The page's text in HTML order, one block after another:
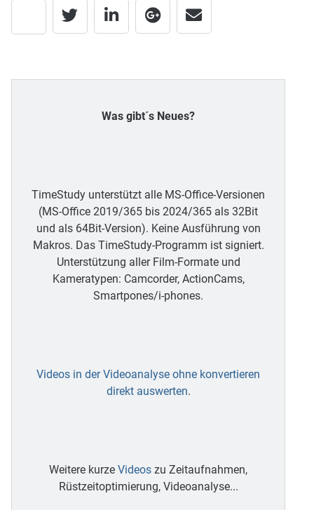
Was gibt´s Neues?
TimeStudy unterstützt alle MS-Office-Versionen
(MS-Office 2019/365 bis 2024/365 als 32Bit
und als 64Bit-Version). Keine Ausführung von
Makros. Das TimeStudy-Programm ist signiert.
Unterstützung aller Film-Formate und
Kameratypen: Camcorder, ActionCams,
Smartpones/i-phones.
Videos in der Videoanalyse ohne konvertieren
direkt auswerten.
Weitere kurze Videos zu Zeitaufnahmen,
Rüstzeitoptimierung, Videoanalyse...